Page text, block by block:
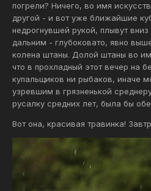
погрели? Ничего, во имя
другой - и вот уже ближайшие
недрогнувшей рукой, плывут
дальним - глубоковато, явно
колена штаны. Долой штаны во
что в прохладный этот вечер на
купальщиков ни рыбаков, иначе
узревшим в грязненькой
русалку средних лет, была бы
Вот она, красивая травинка!